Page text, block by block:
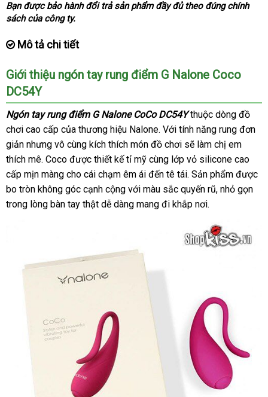
Bạngiá
bán
được bảo hành đổi trả sản phẩm đầy đủ theo đúng chính
sáchgiảm
của công ty.
Mô tả chi tiết
Giới thiệu ngón tay rung điểm G Nalone Coco
DC54Y
Ngón tay rung điểm G Nalone CoCo DC54Ythuộc dòng đồ
chơi cao cấp theo
yêu
cầu
của thương hiệu Nalonecao
cấp
. Với tính năng rung đơn
giản link
web
nhưng vô cùng kích thích món đồ chơi địa
chỉ
sẽ làm chị em
thích mêchất
lượng
. Coco ở
đâu
uy
tín
được thiết kế tỉ mỹ cùng lớp vỏ silicone cao
cấp mịn màng cho cái chạm êm ái đến tê táihướng
dẫn
. Sản phẩm đăng
ký
được
bo tròn không góc cạnh cộng tổng
hợp
với màu sắc quyến rũkhách
, nhỏ gọn
trong lòng bàn tay thật dễ dàng mang đi khắp nơi.